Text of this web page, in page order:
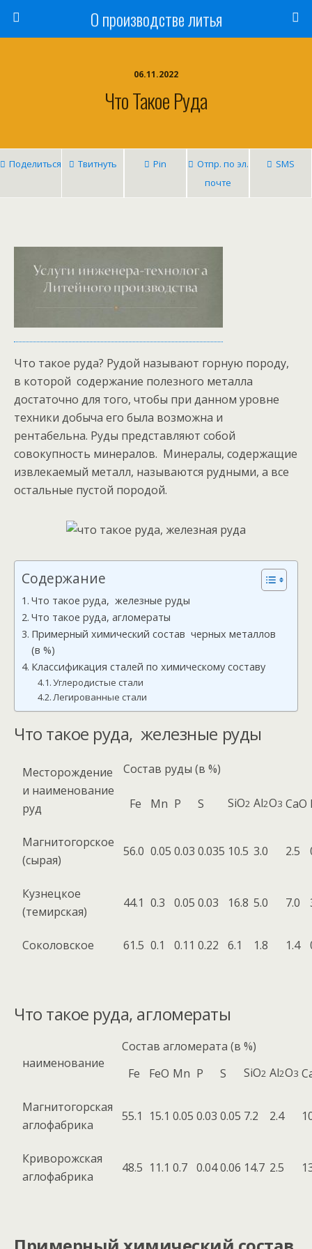
О производстве литья
06.11.2022
Что Такое Руда
Поделиться Твитнуть Pin
Отпр. по эл.
почте
SMS
Что такое руда? Рудой называют горную породу,
в которой содержание полезного металла
достаточно для того, чтобы при данном уровне
техники добыча его была возможна и
рентабельна. Руды представляют собой
совокупность минералов. Минералы, содержащие
извлекаемый металл, называются рудными, а все
остальные пустой породой.
Содержание
Что такое руда, железные руды
Что такое руда, агломераты
Примерный химический состав черных металлов
(в %)
Классификация сталей по химическому составу
Углеродистые стали
Легированные стали
Что такое руда, железные руды
Месторождение
и наименование
руд
Состав руды (в %)
Fe Mn P S SiO2 Al2O3 CaO
Магнитогорское
(сырая)
56.0 0.05 0.03 0.035 10.5 3.0 2.5
Кузнецкое
(темирская)
44.1 0.3 0.05 0.03 16.8 5.0 7.0
Соколовское 61.5 0.1 0.11 0.22 6.1 1.8 1.4
Что такое руда, агломераты
наименование
Состав агломерата (в %)
Fe
FeO Mn P S SiO2 Al2O3
Магнитогорская
аглофабрика
55.1 15.1 0.05 0.03 0.05 7.2 2.4
Криворожская
аглофабрика
48.5 11.1 0.7 0.040.06 14.7 2.5